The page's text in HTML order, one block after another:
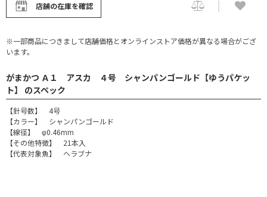
店舗の在庫を確認
※一部商品につきまして店舗価格とオンラインストア価格が異なる場合がござ
います。
がまかつ Ａ１ アスカ ４号 シャンパンゴールド【ゆうパケッ
ト】 のスペック
【針号数】 4号
【カラー】 シャンパンゴールド
【線径】 φ0.46mm
【その他特徴】 21本入
【代表対象魚】 ヘラブナ